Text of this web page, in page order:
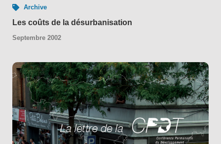
Archive
Les coûts de la désurbanisation
Septembre 2002